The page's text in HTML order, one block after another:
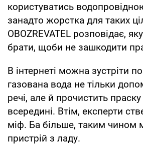
користуватись
занадто жорстка для таких
OBOZREVATEL розповідає,
брати, щоби не зашкодити
В інтернеті можна зустріти
газована вода не тільки
речі, але й прочистить
всередині. Втім, експерти
міф. Ба більше, таким чином
пристрій з ладу.